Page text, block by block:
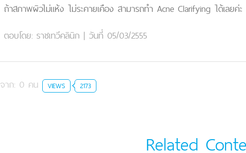
ถ้าสภาพผิวไม่แห้ง ไม่ระคายเคือง สามารถทำ Acne Clarifying ได้เลย
ตอบโดย: ราชเทวีคลินิก | วันที่ 05/03/2555
จาก: 0 คน VIEWS 2173
Related